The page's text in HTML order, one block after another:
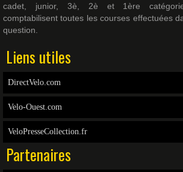
cadet, junior, 3è, 2è et 1ère
comptabilisent toutes les courses effectuées
question.
Liens utiles
DirectVelo.com
Velo-Ouest.com
VeloPresseCollection.fr
Partenaires